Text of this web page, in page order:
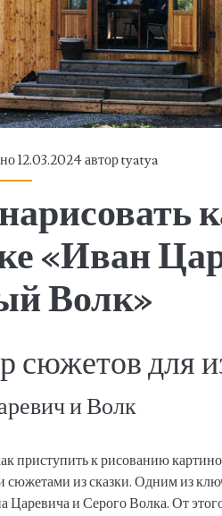
12.03.2024 авторtyatya
«Иван
Волк»
сюжетов для
и Волк
приступить к рисованию
из сказки. Одним из
Царевича и Серого Волка. От